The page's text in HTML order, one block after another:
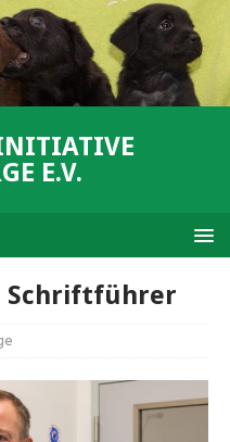
E.V.
Schriftführer